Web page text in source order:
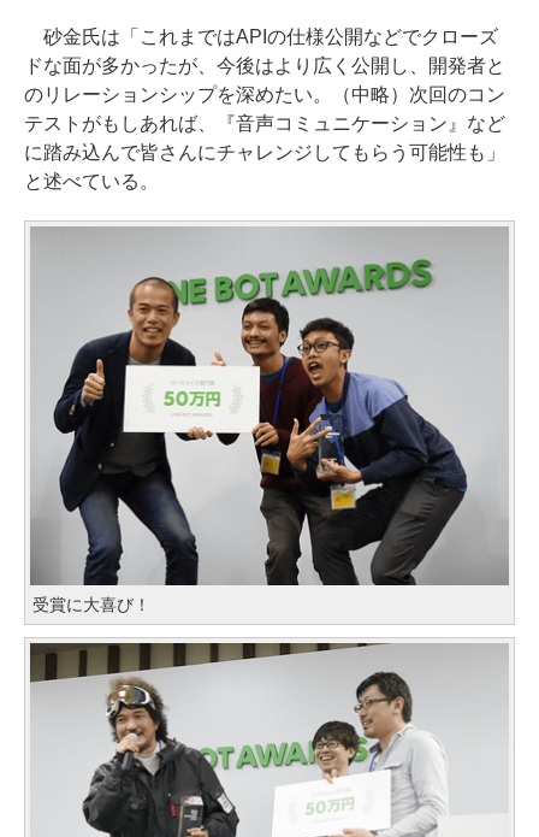
砂金氏は「これまではAPIの仕様公開などでクローズ
ドな面が多かったが、今後はより広く公開し、開発者と
のリレーションシップを深めたい。（中略）次回のコン
テストがもしあれば、『音声コミュニケーション』など
に踏み込んで皆さんにチャレンジしてもらう可能性も」
と述べている。
受賞に大喜び！